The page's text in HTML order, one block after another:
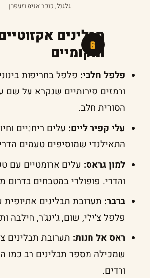
גלגנל, כוכב אניס וזעפרן
תבלינים
ומקומיים
פלפל חלבי: פלפל בחריפות
ורמזים פירותיים שנקרא על שם
הסורית חלב.
עלי קפיר ליים: עלים ריחניים
התאילנדי שמוסיפים טעמים
למון גראס: עלים ארומטיים עם
והדרי. פופולרי במטבחים בדרום
ברבר: תערובת תבלינים אתיופית
פלפל צ'ילי, שום, ג'ינג'ר, חילבה
ראס אל חנות: תערובת תבלינים
שמכילה מספר תבלינים רב כמו
ורדים.